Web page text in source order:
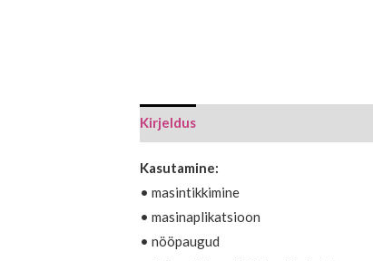
Kirjeldus
Kasutamine:
• masintikkimine
• masinaplikatsioon
• nööpaugud